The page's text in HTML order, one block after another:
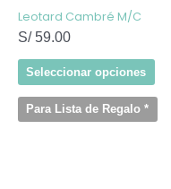
Leotard Cambré M/C
S/59.00
Seleccionar opciones
Para Lista de Regalo *